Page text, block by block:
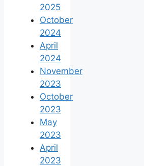
2025
October
2024
April
2024
November
2023
October
2023
May
2023
April
2023